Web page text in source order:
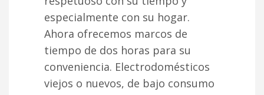
especialmente con su hogar.
Ahora ofrecemos marcos de
tiempo de dos horas para su
conveniencia. Electrodomésticos
viejos o nuevos, de bajo consumo